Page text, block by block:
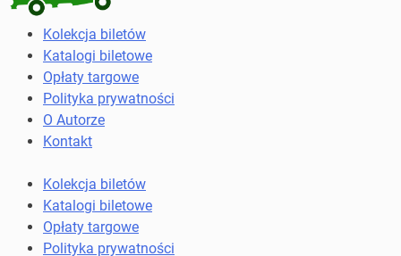
Kolekcja
biletów
komunikacji
miejskiej
kolejowych
Kolekcja biletów
Katalogi biletowe
Opłaty targowe
Polityka prywatności
O Autorze
Kontakt
Kolekcja biletów
Katalogi biletowe
Opłaty targowe
Polityka prywatności